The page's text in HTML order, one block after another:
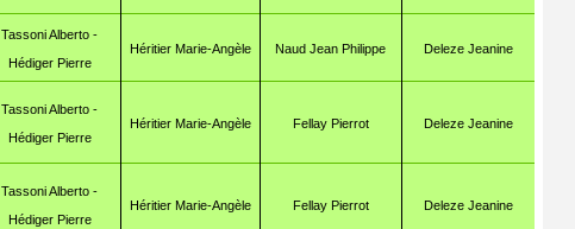
Tassoni Alberto -
Hédiger Pierre
Héritier Marie-Angèle Naud Jean Philippe Deleze Jeanine
Tassoni Alberto -
Hédiger Pierre
Héritier Marie-Angèle Fellay Pierrot Deleze Jeanine
Tassoni Alberto -
Hédiger Pierre
Héritier Marie-Angèle Fellay Pierrot Deleze Jeanine